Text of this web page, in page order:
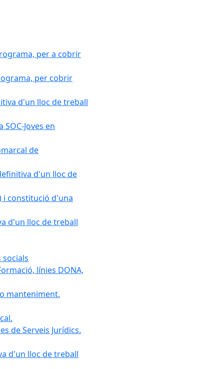
per a cobrir
per cobrir
d'un lloc de treball
Joves en
de
d'un lloc de
i constitució d'una
d'un lloc de treball
línies DONA,
manteniment.
de Serveis Jurídics.
d'un lloc de treball